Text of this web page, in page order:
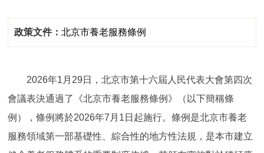
政務公開
政策兌現 政策解讀 回應關切
決策公開 專題公開
政策文件：北京市養老服務條例
2026年1月29日，北京市第十六屆人民代表大會第四次
會議表決通過了《北京市養老服務條例》（以下簡稱條
例），條例將於2026年7月1日起施行。條例是北京市養老
服務領域第一部基礎性、綜合性的地方性法規，是本市建立